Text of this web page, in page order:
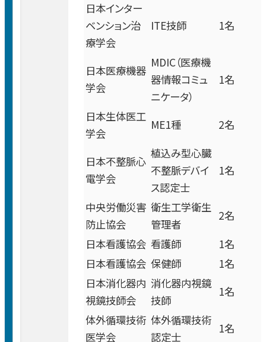
整形外科
脳外科・脳卒中センター
リハビリテーション科
婦人科 女性ロボット・腹腔鏡手術部門
泌尿器科
形成外科
皮膚科
麻酔科
災害医療
認定・指定
実績
活動・取り組み
看護師特定行為研修
医療未収金等債権回収業務の委託
受付時間・診療日は診療科により異なります。
外来担当医表をご確認のうえご来院ください。
救急診療を行っております。
救急の場合はお問い合わせください。
お問い合わせ 0570-02-1199
日本インター
ベンション治
療学会
ITE技師 1名
日本医療機器
学会
MDIC（医療機
器情報コミュ
ニケータ）
1名
日本生体医工
学会
ME1種 2名
日本不整脈心
電学会
植込み型心臓
不整脈デバイ
ス認定士
1名
中央労働災害
防止協会
衛生工学衛生
管理者
2名
日本看護協会 看護師
1名
日本看護協会 保健師
1名
日本消化器内
視鏡技師会
消化器内視鏡
技師
1名
体外循環技術
医学会
体外循環技術
認定士
1名